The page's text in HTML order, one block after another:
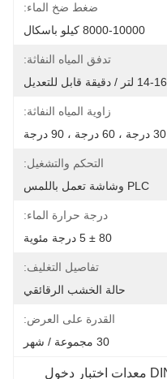
ضغط ضخ الماء:
8000-10000 كيلو باسكال
تدفق المياه النفاثة:
14-16 لتر / دقيقة قابل للتعديل
زاوية المياه النفاثة:
التحكم والتشغيل:
PLC وشاشة تعمل باللمس
درجة حرارة الماء:
80 ± 5 درجة مئوية
تفاصيل التغليف:
حالة الخشب الرقائقي
القدرة على العرض:
30 مجموعة / شهر
DIN 40050 معدات اختبار دخول